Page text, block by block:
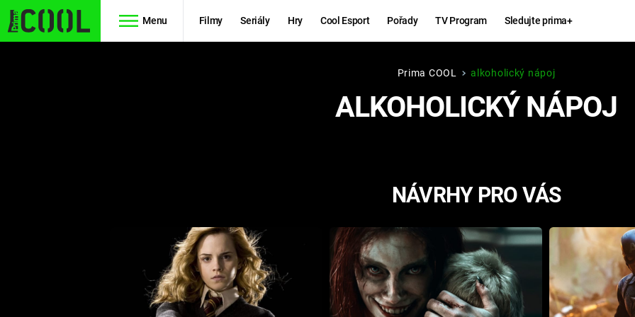
Menu Filmy Seriály Hry Cool Esport Pořady TV Program Sledujte prima+
PREDÁTOR
Hry
KINGDOM
DELIVERANCE
ESPORT
Zábava
CHUCK
NORRIS
Prima COOL alkoholický nápoj
ALKOHOLICKÝ NÁPOJ
NÁVRHY PRO VÁS